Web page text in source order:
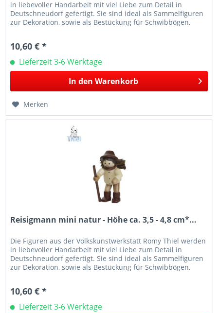
in liebevoller Handarbeit mit viel Liebe zum Detail in
Deutschneudorf gefertigt. Sie sind ideal als Sammelfiguren
zur Dekoration, sowie als Bestückung für Schwibbögen,
10,60 € *
Lieferzeit 3-6 Werktage
In den Warenkorb
Merken
Reisigmann mini natur - Höhe ca. 3,5 - 4,8 cm*...
Die Figuren aus der Volkskunstwerkstatt Romy Thiel werden
in liebevoller Handarbeit mit viel Liebe zum Detail in
Deutschneudorf gefertigt. Sie sind ideal als Sammelfiguren
zur Dekoration, sowie als Bestückung für Schwibbögen,
10,60 € *
Lieferzeit 3-6 Werktage